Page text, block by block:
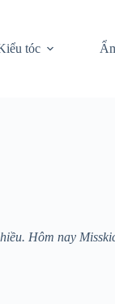
tóc
Hôm nay